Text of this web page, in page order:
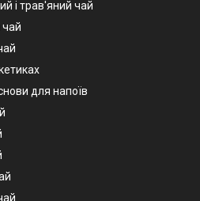
і трав'яний чай
для напоїв